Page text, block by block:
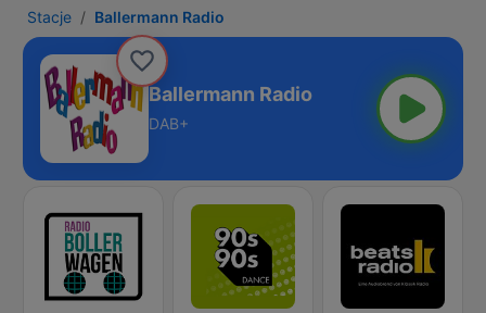
Stacje Ballermann Radio
Ballermann Radio
DAB+